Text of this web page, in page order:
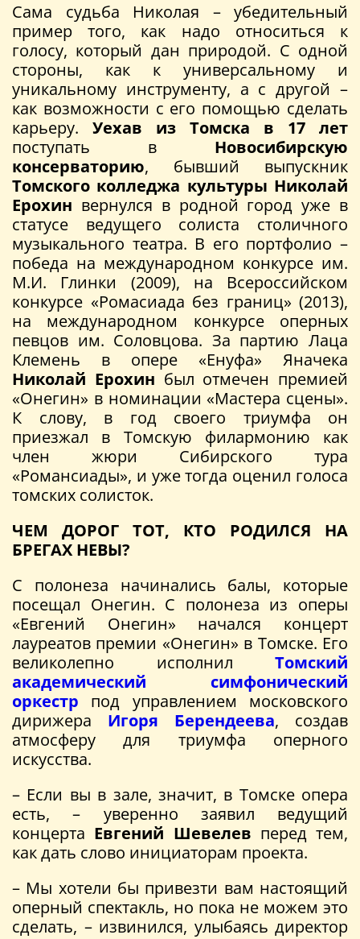
Сама судьба Николая – убедительный
пример того, как надо относиться к
голосу, который дан природой. С одной
стороны, как к универсальному и
уникальному инструменту, а с другой –
как возможности с его помощью сделать
карьеру. Уехав из Томска
в 17 лет
поступать в Новосибирскую
консерваторию, бывший выпускник
Томского колледжа культуры Николай
Ерохин вернулся в родной город уже в
статусе ведущего солиста столичного
музыкального театра. В его портфолио –
победа на международном конкурсе им.
М.И. Глинки (2009), на Всероссийском
конкурсе «Ромасиада без границ» (2013),
на международном конкурсе оперных
певцов им. Соловцова. За партию Лаца
Клемень в опере «Енуфа» Яначека
Николай Ерохин был отмечен премией
«Онегин» в номинации «Мастера сцены».
К слову, в год своего триумфа он
приезжал в Томскую филармонию как
член жюри Сибирского тура
«Романсиады», и уже тогда оценил голоса
томских солисток.
ЧЕМ ДОРОГ ТОТ, КТО РОДИЛСЯ НА
БРЕГАХ НЕВЫ?
С полонеза начинались балы, которые
посещал Онегин. С полонеза из оперы
«Евгений Онегин» начался концерт
лауреатов премии «Онегин» в Томске. Его
великолепно исполнил Томский
академический симфонический
оркестр под управлением московского
дирижера Игоря Берендеева, создав
атмосферу для триумфа оперного
искусства.
– Если вы в зале, значит, в Томске опера
есть, – уверенно заявил ведущий
концерта Евгений Шевелев перед тем,
как дать слово инициаторам проекта.
– Мы хотели бы привезти вам настоящий
оперный спектакль, но пока не можем это
сделать, – извинился, улыбаясь директор